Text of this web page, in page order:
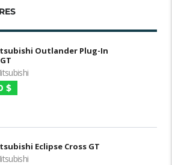
Outlander Plug-In
$
Eclipse Cross GT